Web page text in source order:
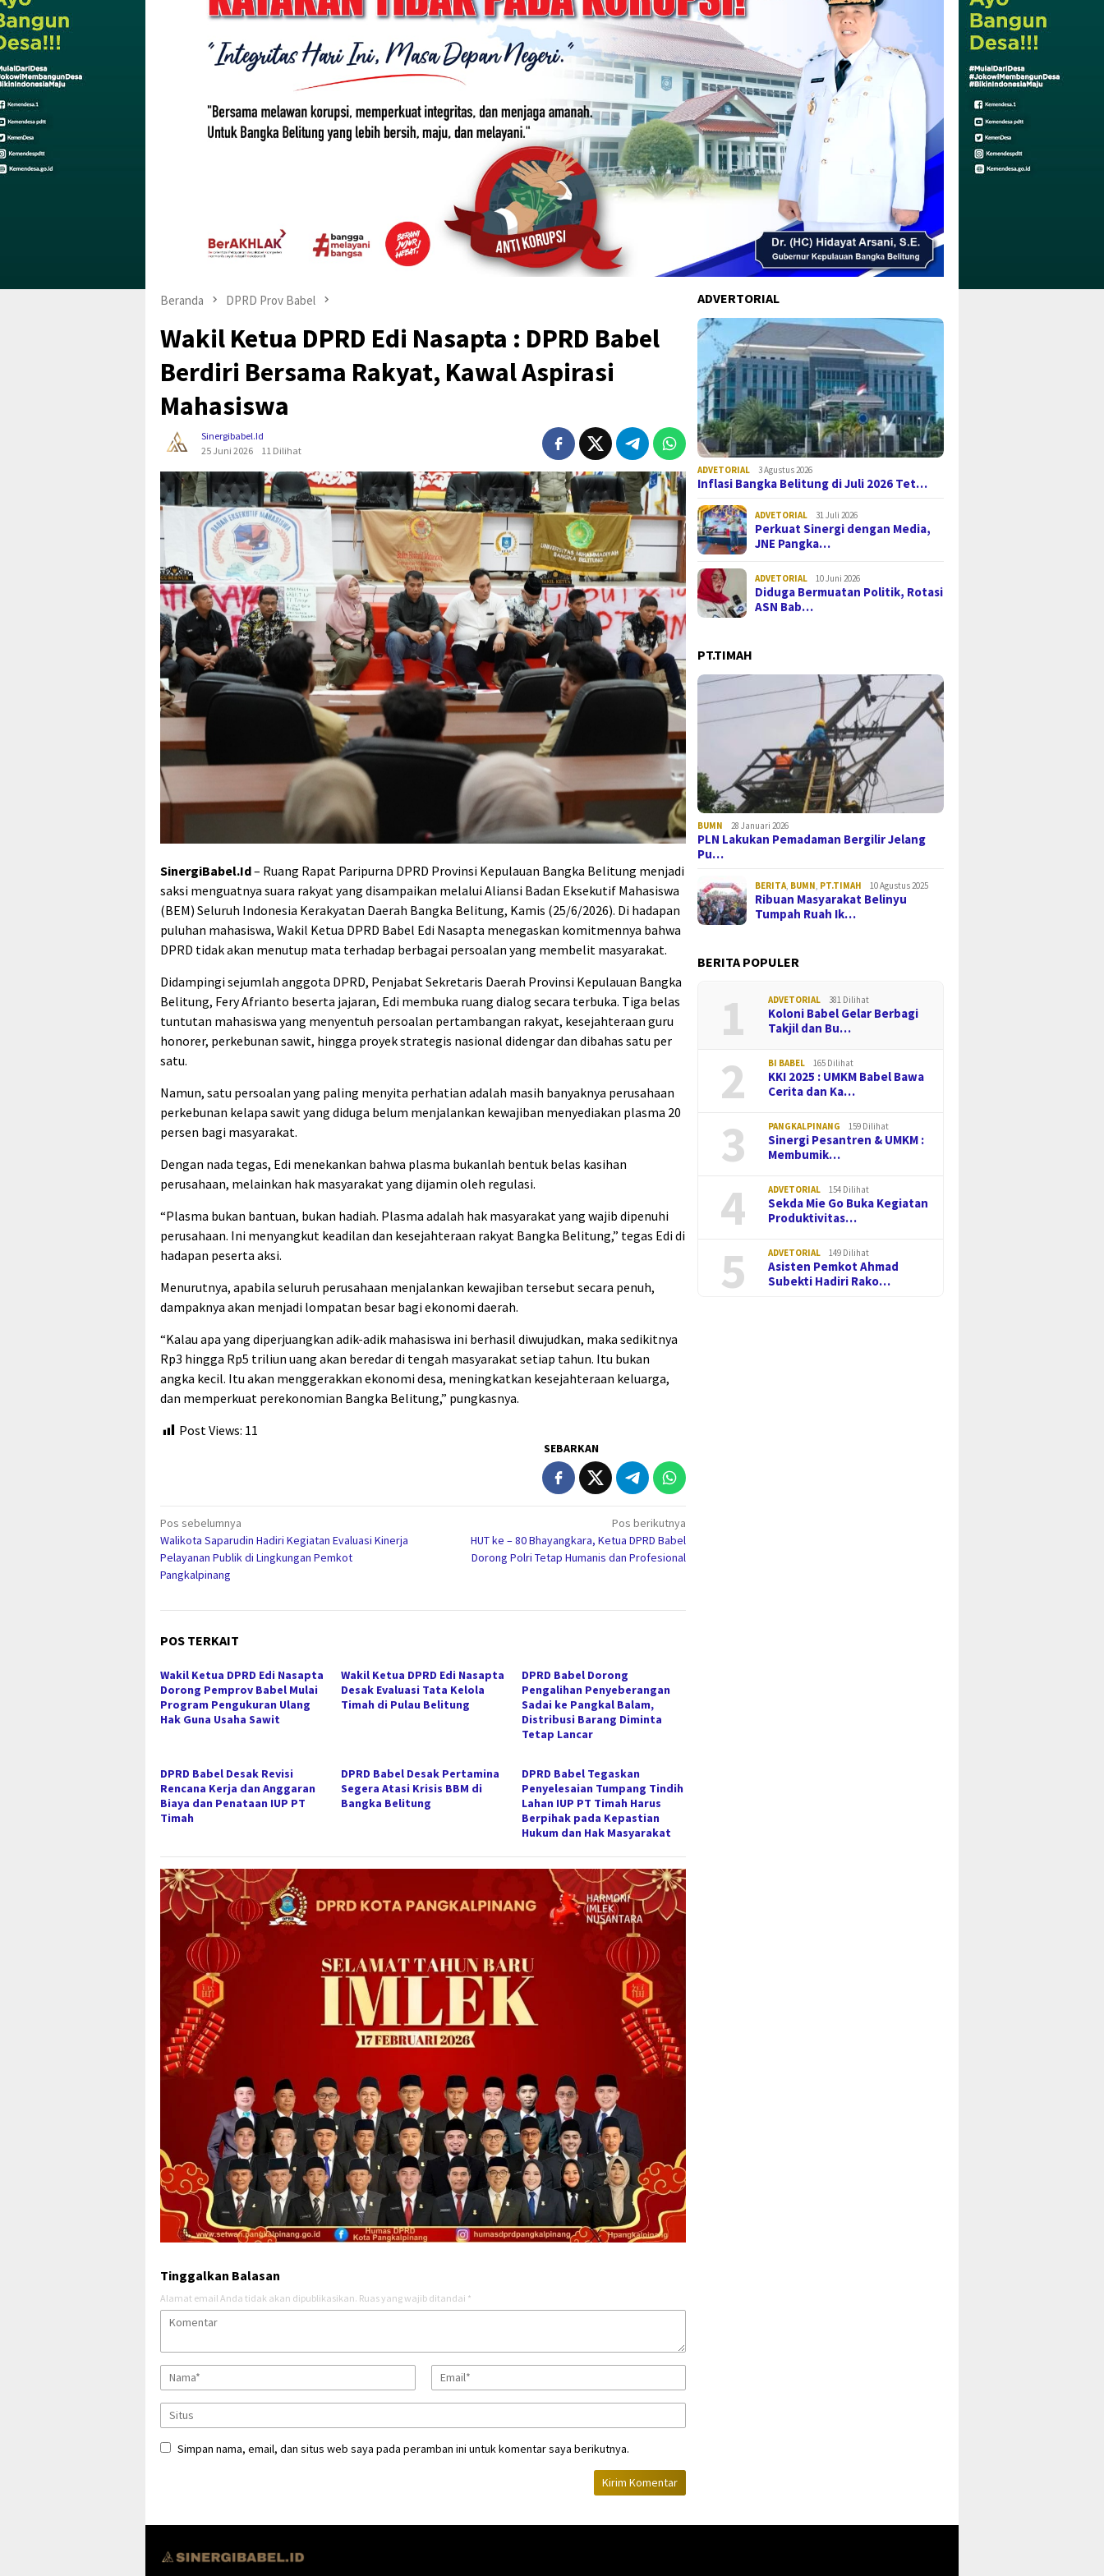
Beranda DPRD Prov Babel
Wakil Ketua DPRD Edi Nasapta : DPRD Babel
Berdiri Bersama Rakyat, Kawal Aspirasi
Mahasiswa
Sinergibabel.id
25 Juni 2026
11 Dilihat
SinergiBabel.Id– Ruang Rapat Paripurna DPRD Provinsi Kepulauan Bangka Belitung menjadi
saksi menguatnya suara rakyat yang disampaikan melalui Aliansi Badan Eksekutif Mahasiswa
(BEM) Seluruh Indonesia Kerakyatan Daerah Bangka Belitung, Kamis (25/6/2026). Di hadapan
puluhan mahasiswa, Wakil Ketua DPRD Babel Edi Nasapta menegaskan komitmennya bahwa
DPRD tidak akan menutup mata terhadap berbagai persoalan yang membelit masyarakat.
Didampingi sejumlah anggota DPRD, Penjabat Sekretaris Daerah Provinsi Kepulauan Bangka
Belitung, Fery Afrianto beserta jajaran, Edi membuka ruang dialog secara terbuka. Tiga belas
tuntutan mahasiswa yang menyentuh persoalan pertambangan rakyat, kesejahteraan guru
honorer, perkebunan sawit, hingga proyek strategis nasional didengar dan dibahas satu per
satu.
Namun, satu persoalan yang paling menyita perhatian adalah masih banyaknya perusahaan
perkebunan kelapa sawit yang diduga belum menjalankan kewajiban menyediakan plasma 20
persen bagi masyarakat.
Dengan nada tegas, Edi menekankan bahwa plasma bukanlah bentuk belas kasihan
perusahaan, melainkan hak masyarakat yang dijamin oleh regulasi.
“Plasma bukan bantuan, bukan hadiah. Plasma adalah hak masyarakat yang wajib dipenuhi
perusahaan. Ini menyangkut keadilan dan kesejahteraan rakyat Bangka Belitung,” tegas Edi di
hadapan peserta aksi.
Menurutnya, apabila seluruh perusahaan menjalankan kewajiban tersebut secara penuh,
dampaknya akan menjadi lompatan besar bagi ekonomi daerah.
“Kalau apa yang diperjuangkan adik-adik mahasiswa ini berhasil diwujudkan, maka sedikitnya
Rp3 hingga Rp5 triliun uang akan beredar di tengah masyarakat setiap tahun. Itu bukan
angka kecil. Itu akan menggerakkan ekonomi desa, meningkatkan kesejahteraan keluarga,
dan memperkuat perekonomian Bangka Belitung,” pungkasnya.
Post Views: 11
SEBARKAN
Navigasi
pos
Pos sebelumnya
Walikota Saparudin Hadiri Kegiatan Evaluasi Kinerja
Pelayanan Publik di Lingkungan Pemkot
Pangkalpinang
Pos berikutnya
HUT ke – 80 Bhayangkara, Ketua DPRD Babel
Dorong Polri Tetap Humanis dan Profesional
POS TERKAIT
Wakil Ketua DPRD Edi Nasapta
Dorong Pemprov Babel Mulai
Program Pengukuran Ulang
Hak Guna Usaha Sawit
Wakil Ketua DPRD Edi Nasapta
Desak Evaluasi Tata Kelola
Timah di Pulau Belitung
DPRD Babel Dorong
Pengalihan Penyeberangan
Sadai ke Pangkal Balam,
Distribusi Barang Diminta
Tetap Lancar
DPRD Babel Desak Revisi
Rencana Kerja dan Anggaran
Biaya dan Penataan IUP PT
Timah
DPRD Babel Desak Pertamina
Segera Atasi Krisis BBM di
Bangka Belitung
DPRD Babel Tegaskan
Penyelesaian Tumpang Tindih
Lahan IUP PT Timah Harus
Berpihak pada Kepastian
Hukum dan Hak Masyarakat
Tinggalkan Balasan
Alamat email Anda tidak akan dipublikasikan. Ruas yang wajib ditandai *
Simpan nama, email, dan situs web saya pada peramban ini untuk komentar saya berikutnya.
ADVERTORIAL
ADVETORIAL 3 Agustus 2026
Inflasi Bangka Belitung di Juli 2026 Tet…
ADVETORIAL 31 Juli 2026
Perkuat Sinergi dengan Media,
JNE Pangka…
ADVETORIAL 10 Juni 2026
Diduga Bermuatan Politik, Rotasi
ASN Bab…
PT.TIMAH
BUMN 28 Januari 2026
PLN Lakukan Pemadaman Bergilir Jelang
Pu…
BERITA, BUMN, PT.TIMAH 10 Agustus 2025
Ribuan Masyarakat Belinyu
Tumpah Ruah Ik…
BERITA POPULER
1 ADVETORIAL 381 Dilihat
Koloni Babel Gelar Berbagi
Takjil dan Bu…
2 BI BABEL 165 Dilihat
KKI 2025 : UMKM Babel Bawa
Cerita dan Ka…
3 PANGKALPINANG 159 Dilihat
Sinergi Pesantren & UMKM :
Membumik…
4 ADVETORIAL 154 Dilihat
Sekda Mie Go Buka Kegiatan
Produktivitas…
5 ADVETORIAL 149 Dilihat
Asisten Pemkot Ahmad
Subekti Hadiri Rako…